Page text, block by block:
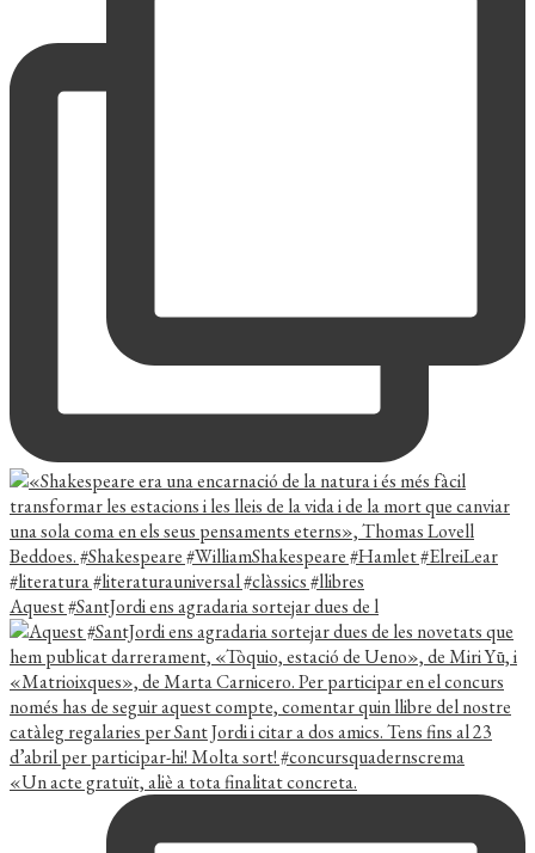
Aquest #SantJordi ens agradaria sortejar dues de l
«Un acte gratuït, aliè a tota finalitat concreta.